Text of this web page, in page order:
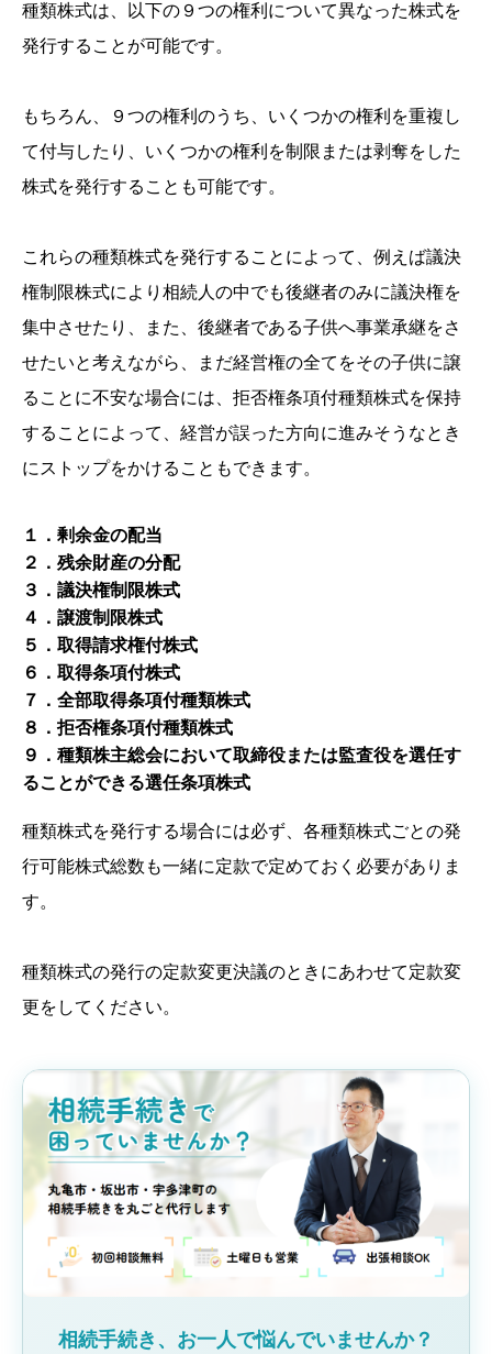
種類株式は、以下の９つの権利について異なった株式を
発行することが可能です。
もちろん、９つの権利のうち、いくつかの権利を重複し
て付与したり、いくつかの権利を制限または剥奪をした
株式を発行することも可能です。
これらの種類株式を発行することによって、例えば議決
権制限株式により相続人の中でも後継者のみに議決権を
集中させたり、また、後継者である子供へ事業承継をさ
せたいと考えながら、まだ経営権の全てをその子供に譲
ることに不安な場合には、拒否権条項付種類株式を保持
することによって、経営が誤った方向に進みそうなとき
にストップをかけることもできます。
１．剰余金の配当
２．残余財産の分配
３．議決権制限株式
４．譲渡制限株式
５．取得請求権付株式
６．取得条項付株式
７．全部取得条項付種類株式
８．拒否権条項付種類株式
９．種類株主総会において取締役または監査役を選任す
ることができる選任条項株式
種類株式を発行する場合には必ず、各種類株式ごとの発
行可能株式総数も一緒に定款で定めておく必要がありま
す。
種類株式の発行の定款変更決議のときにあわせて定款変
更をしてください。
相続手続き、お一人で悩んでいませんか？